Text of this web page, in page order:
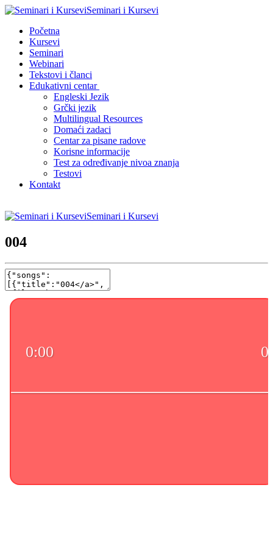
Seminari i Kursevi
Početna
Kursevi
Seminari
Webinari
Tekstovi i članci
Edukativni centar
Engleski Jezik
Grčki jezik
Multilingual Resources
Domaći zadaci
Centar za pisane radove
Korisne informacije
Test za određivanje nivoa znanja
Testovi
Kontakt
Seminari i Kursevi
004